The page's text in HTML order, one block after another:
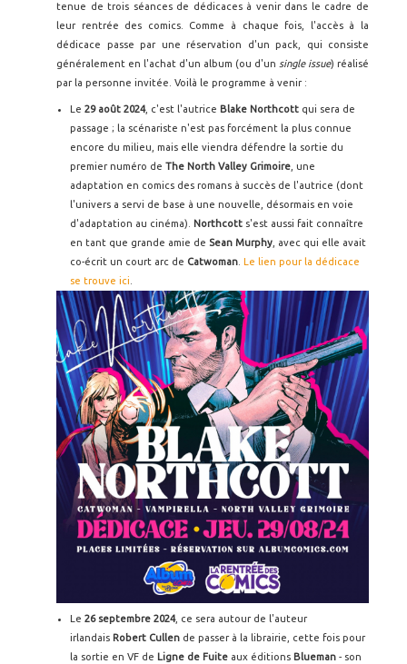
tenue de trois séances de dédicaces à venir dans le cadre de
leur rentrée des comics. Comme à chaque fois, l'accès à la
dédicace passe par une réservation d'un pack, qui consiste
généralement en l'achat d'un album (ou d'un single issue) réalisé
par la personne invitée. Voilà le programme à venir :
Le29 août 2024, c'est l'autrice Blake Northcott qui sera de
passage ; la scénariste n'est pas forcément la plus connue
encore du milieu, mais elle viendra défendre la sortie du
premier numéro deThe North Valley Grimoire , une
adaptation en comics des romans à succès de l'autrice (dont
l'univers a servi de base à une nouvelle, désormais en voie
d'adaptation au cinéma).
Northcott s'est aussi fait connaître
en tant que grande amie de Sean Murphy , avec qui elle avait
co-écrit un court arc de Catwoman
Le lien pour la dédicace
se trouve ici
Le26 septembre 2024, ce sera autour de l'auteur
irlandais Robert Cullen de passer à la librairie, cette fois pour
la sortie en VF de Ligne de Fuite aux éditions Blueman - son